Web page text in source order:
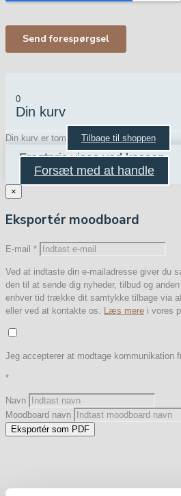
0
Din kurv
Din kurv er tom Tilbage til shoppen
Fragtpris vises ved kassen
Forsæt med at handle
×
Eksportér moodboard
E-mail *
Ved at indtaste din e-mailadresse giver du
den til at sende dig nyheder, tilbud og
enhver tid trække dit samtykke tilbage via
eller ved at kontakte os. Læs mere i vores
Jeg accepterer at modtage kommunikation
*
Navn
Moodboard navn
Eksportér som PDF